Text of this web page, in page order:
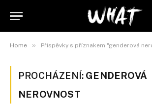
Home » Příspěvky s příznakem "genderová
PROCHÁZENÍ: GENDEROVÁ
NEROVNOST